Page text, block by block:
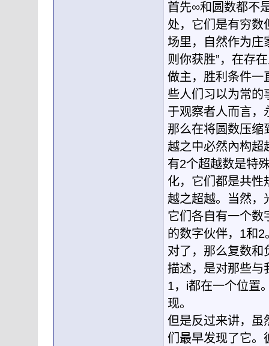
首先∞和圆数都不
处，它们是有穷数
场里，自然作为庄
则你获胜”，在存
做主，胜利条件一
些人们习以为常的
于观察者人而言，
那么在将圆数压缩
越之中必然內构超
有2个超越数是特
化，它们都是共性
越之超越。当然，
它们各自有一个数
的数字伙伴，1和2
对了，那么复数和
描述，是对那些与
1，i都在一个位置
现。
但是反过来讲，虽
们最早发现了它。